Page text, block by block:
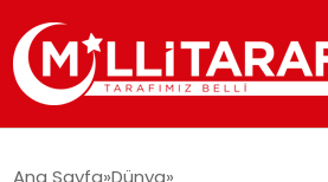
Ana Sayfa Dünya